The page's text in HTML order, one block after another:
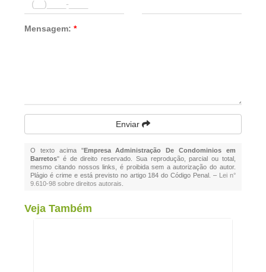
Mensagem:*
Enviar
O texto acima "Empresa Administração De Condominios em
Barretos" é de direito reservado. Sua reprodução, parcial ou total,
mesmo citando nossos links, é proibida sem a autorização do autor.
Plágio é crime e está previsto no artigo 184 do Código Penal. – Lei n°
9.610-98 sobre direitos autorais
Veja Também